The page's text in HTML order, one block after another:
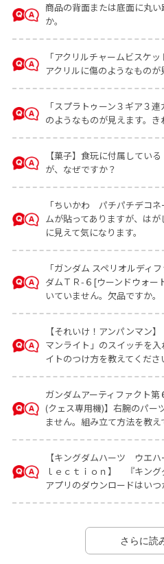
商品の背面または底面に丸
か。
「アクリルチャームビスケ
アクリルに傷のようなものが
「スプラトゥーン３ギア３
のようなものが見えます。き
【菓子】食玩に付属してい
が、なぜですか？
「ちいかわ パチパチデコ
ムが貼ってありますが、は
に見えて気になります。
「ガンダム スペリオルデ
ダムＴＲ-６[ウーンドウォー
いていません。欠品ですか。
【それいけ！アンパンマン
マンライト」のスイッチを
イトのつけ方を教えてくださ
ガンダムアーティファクト
(クェス専用機)】右腕のパー
ません。組み立て方法を教え
【キングダムハーツ ウエ
ｌｅｃｔｉｏｎ】 『キング
アプリのダウンロードはいつ
さらに読